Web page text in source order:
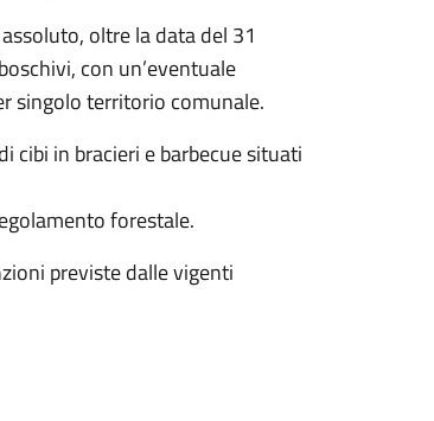
oltre la data del 31
con un’eventuale
singolo territorio comunale.
cibi in bracieri e barbecue situati
forestale.
previste dalle vigenti